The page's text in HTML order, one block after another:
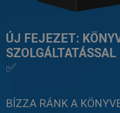
ÚJ FEJEZET:
✅
BÍZZA RÁNK A